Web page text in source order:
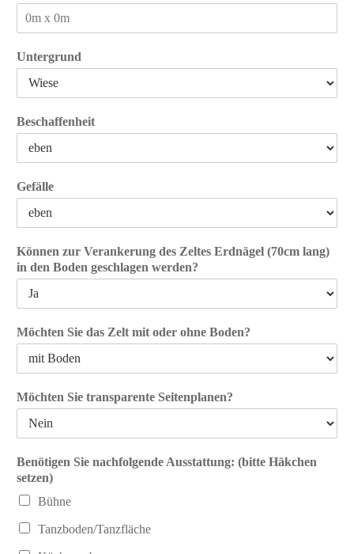
Untergrund
Beschaffenheit
Gefälle
Können zur Verankerung des Zeltes Erdnägel (70cm lang)
in den Boden geschlagen werden?
Möchten Sie das Zelt mit oder ohne Boden?
Möchten Sie transparente Seitenplanen?
Benötigen Sie nachfolgende Ausstattung: (bitte Häkchen
setzen)
Bühne
Tanzboden/Tanzfläche